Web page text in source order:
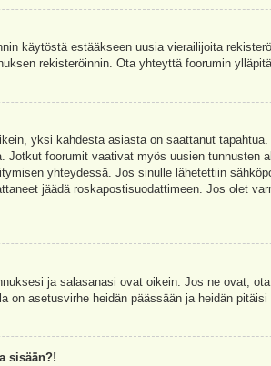
käytöstä estääkseen uusia vierailijoita
rekisteröinnin. Ota yhteyttä foorumin
yksi kahdesta asiasta on saattanut
foorumit vaativat myös uusien tunnusten
yhteydessä. Jos sinulle lähetettiin
jäädä roskapostisuodattimeen. Jos olet
ja salasanasi ovat oikein. Jos ne ovat,
asetusvirhe heidän päässään ja heidän pitäisi
sisään?!